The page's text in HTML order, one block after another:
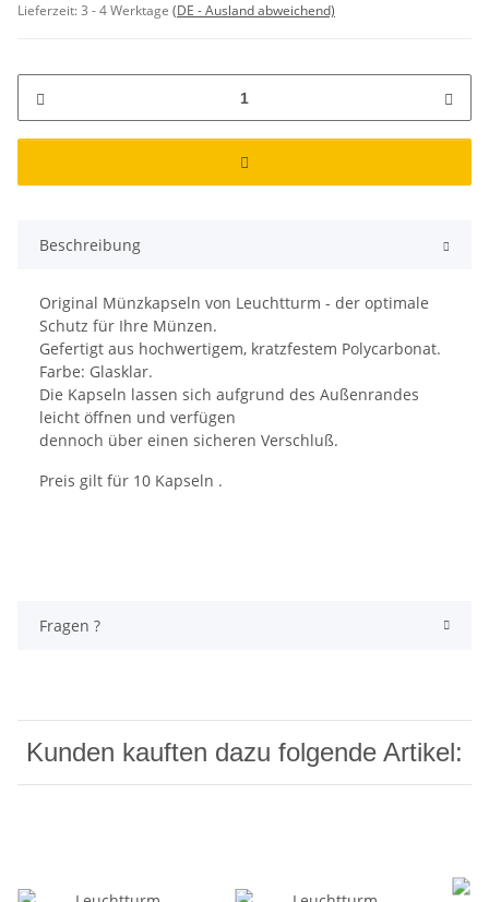
Lieferzeit:3 - 4 Werktage (DE - Ausland abweichend)
Beschreibung
Original Münzkapseln von Leuchtturm - der optimale
Schutz für Ihre Münzen.
Gefertigt aus hochwertigem, kratzfestem Polycarbonat.
Farbe: Glasklar.
Die Kapseln lassen sich aufgrund des Außenrandes
leicht öffnen und verfügen
dennoch über einen sicheren Verschluß.
Preis gilt für 10 Kapseln .
Fragen ?
Kunden kauften dazu folgende Artikel: